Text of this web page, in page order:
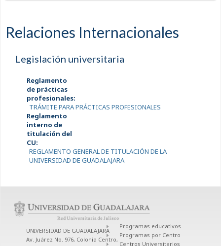
Relaciones Internacionales
Legislación universitaria
Reglamento
de prácticas
profesionales:
TRÁMITE PARA PRÁCTICAS PROFESIONALES
Reglamento
interno de
titulación del
CU:
REGLAMENTO GENERAL DE TITULACIÓN DE LA
UNIVERSIDAD DE GUADALAJARA
UNIVERSIDAD DE GUADALAJARA
Av. Juárez No. 976, Colonia Centro,
Programas educativos
Programas por Centro
Centros Universitarios